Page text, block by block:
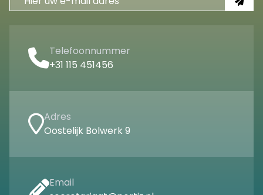
Telefoonnummer
+31 115 451456
Adres
Oostelijk Bolwerk 9
Email